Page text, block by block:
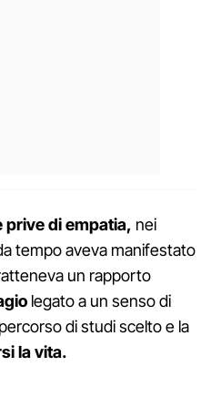
prive di empatia, nei
tempo aveva manifestato
un rapporto
legato a un senso di
di studi scelto e la
la vita.